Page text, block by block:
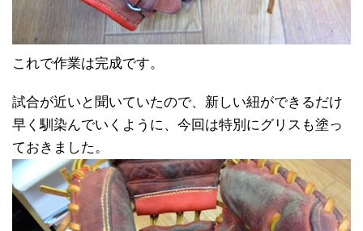
これで作業は完成です。
試合が近いと聞いていたので、新しい紐ができるだけ
早く馴染んでいくように、今回は特別にグリスも塗っ
ておきました。